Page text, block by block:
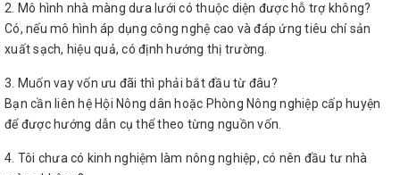
2. Mô hình nhà màng dưa lưới có thuộc diện được hỗ trợ không?
Có, nếu mô hình áp dụng công nghệ cao và đáp ứng tiêu chí sản
xuất sạch, hiệu quả, có định hướng thị trường.
3. Muốn vay vốn ưu đãi thì phải bắt đầu từ đâu?
Bạn cần liên hệ Hội Nông dân hoặc Phòng Nông nghiệp cấp huyện
để được hướng dẫn cụ thể theo từng nguồn vốn.
4. Tôi chưa có kinh nghiệm làm nông nghiệp, có nên đầu tư nhà